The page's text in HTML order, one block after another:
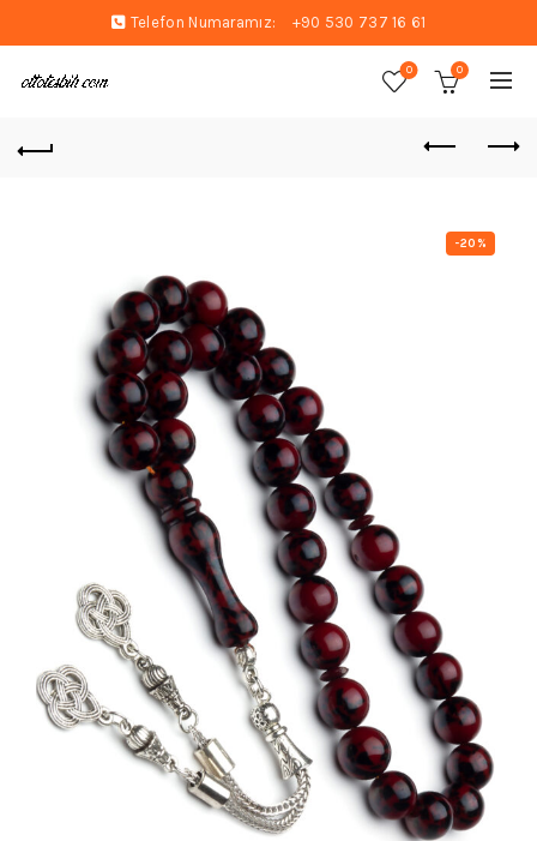
Telefon Numaramız: +90 530 737 16 61
0 0
-20%